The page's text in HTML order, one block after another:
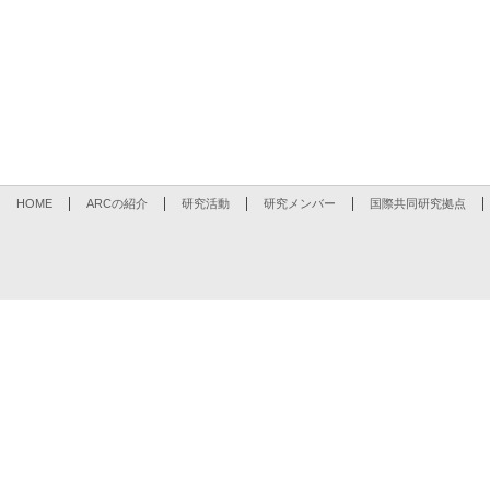
HOME ARCの紹介 研究活動 研究メンバー 国際共同研究拠点